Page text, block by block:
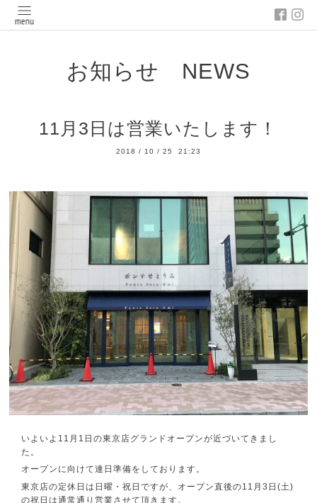
お知らせ NEWS
11月3日は営業いたします！
2018 / 10 / 25 21:23
いよいよ11月1日の東京店グランドオープンが近づいてきまし
た。
オープンに向けて連日準備をしております。
東京店の定休日は日曜・祝日ですが、オープン直後の11月3日(土)
の祝日は通常通り営業させて頂きます。